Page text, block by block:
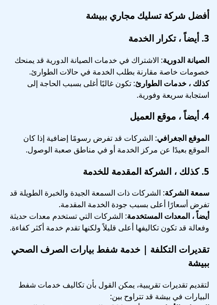
أفضل شركة تسليك مجاري ببيشة
3. أيضاً ، تكرار الخدمة
الصيانة الدورية: الاشتراك في خدمات الصيانة الدورية قد يمنحك
خصومات خاصة مقارنة بطلب الخدمة في حالات الطوارئ.
كذلك ، خدمات الطوارئ: تكون غالبًا أغلى بسبب الحاجة إلى
استجابة سريعة وفورية.
4. أيضاً ، موقع العميل
الموقع الجغرافي: الشركات قد تفرض رسومًا إضافية إذا كان
الموقع بعيدًا عن مركز الخدمة أو في مناطق صعبة الوصول.
5. كذلك ، الشركة المقدمة للخدمة
سمعة الشركة: الشركات ذات السمعة الجيدة والخبرة الطويلة قد
تفرض أسعارًا أعلى بسبب جودة الخدمة المقدمة.
أيضاً ، المعدات المستخدمة: الشركات التي تستخدم معدات حديثة
وفعالة قد تكون تكاليفها أعلى قليلاً ولكنها تقدم خدمة أكثر كفاءة.
تقديرات التكلفة | خدمة شفط بيارات الصرف الصحي
ببيشة
لتقديم تقديرات تقريبية، يمكن القول بأن تكاليف خدمات شفط
البيارات في بيشة قد تتراوح بين: